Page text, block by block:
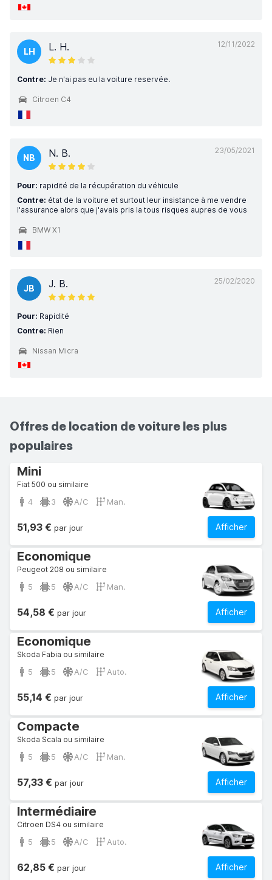
12/11/2022
LH L. H.
Contre: Je n'ai pas eu la voiture reservée.
Citroen C4
23/05/2021
NB N. B.
Pour: rapidité de la récupération du véhicule
Contre: état de la voiture et surtout leur insistance à me vendre
l'assurance alors que j'avais pris la tous risques aupres de vous
BMW X1
25/02/2020
JB J. B.
Pour: Rapidité
Contre: Rien
Nissan Micra
Offres de location de voiture les plus
populaires
Mini
Fiat 500 ou similaire
4 3 A/C Man.
Afficher
51,93 € par jour
Economique
Peugeot 208 ou similaire
5 5 A/C Man.
Afficher
54,58 € par jour
Economique
Skoda Fabia ou similaire
5 5 A/C Auto.
Afficher
55,14 € par jour
Compacte
Skoda Scala ou similaire
5 5 A/C Man.
Afficher
57,33 € par jour
Intermédiaire
Citroen DS4 ou similaire
5 5 A/C Auto.
Afficher
62,85 € par jour